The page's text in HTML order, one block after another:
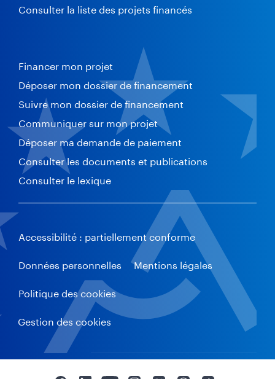
Consulter la liste des projets financés
Financer mon projet
Déposer mon dossier de financement
Suivre mon dossier de financement
Communiquer sur mon projet
Déposer ma demande de paiement
Consulter les documents et publications
Consulter le lexique
Accessibilité : partiellement conforme
Données personnelles
Mentions légales
Politique des cookies
Gestion des cookies